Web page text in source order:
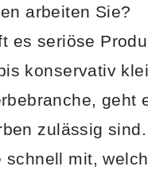
arbeiten Sie?
es seriöse
konservativ
geht
zulässig
schnell mit,